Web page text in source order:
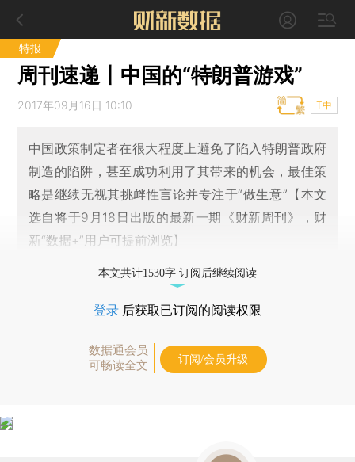
特报
周刊速递丨中国的“特朗普游戏”
2017年09月16日 10:10 T中
中国政策制定者在很大程度上避免了陷入特朗普政府
制造的陷阱，甚至成功利用了其带来的机会，最佳策
略是继续无视其挑衅性言论并专注于“做生意”【本文
选自将于9月18日出版的最新一期《财新周刊》，财
新“数据+”用户可提前浏览】
本文共计1530字 订阅后继续阅读
登录 后获取已订阅的阅读权限
数据通会员
可畅读全文
订阅/会员升级